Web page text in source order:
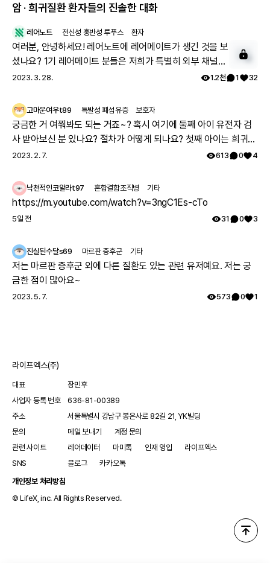
암 · 희귀질환 환자들의 진솔한 대화
레어노트 전신성 홍반성 루푸스 환자
여러분, 안녕하세요! 레어노트에 레어메이트가 생긴 것을 보
셨나요? 1기 레어메이트 분들은 저희가 특별히 외부 채널에
서 투병기를 상세하게 올려주시는 분들을 모셔 왔는데요. 이
아래 구글 폼을 통해 신청해 주시면, 별도 안내 사항을 보내
드리겠습니다. 많은 관심과 참여 부탁드립니다. ➡️ 레어메이
트 사전 신청하기:
트가 되면 어떤 혜택이 있을까요? - 내가 쓴 게시글이 맨 위
- 레어메이트 배지를 부여받아 보다 영향력 있는 회원이 될
수 있습니다. - 왕성한 활동을 기대하는 마음으로 레어노트
굿즈를 드립니다. - 내가 작성한 건강 설문이 다른 환자를 위
레어노트에 소개됩니다. Q. 레어메이트란 무엇이고, 어떤 활
동을 하게 될까요? - 레어메이트는 레어노트를 대표해 커뮤
니티 생태계를 만들고 활동하는 회원입니다. - 내가 겪은 치
료 경험을 공유해 다른 레어노트 회원들의 귀감이 됩니다. -
2023. 3. 28. 1.2천 1 32
고마운여우t89 특발성 폐섬유증 보호자
궁금한 거 여쭤봐도 되는 거죠~? 혹시 여기에 둘째 아이 유전자 검
사 받아보신 분 있나요? 절차가 어떻게 되나요? 첫째 아이는 희귀질
환 진단받았고, 당시에 애기 아빠랑 저랑 유전자 검사했는데 돌연변
걱정스러워서리.. 다들 몇주차에 무슨 검사하셨나요? 도움 좀 주심
감사하겠습니다.
2023. 2. 7. 613 0 4
낙천적인코알라t97 혼합결합조직병 기타
https://m.youtube.com/watch?v=3ngC1Es-cTo
5일 전 31 0 3
진실된수달s69 마르판 증후군 기타
저는 마르판 증후군 외에 다른 질환도 있는 관련 유저예요. 저는 궁
금한 점이 많아요~
2023. 5. 7. 573 0 1
라이프엑스(주)
대표
장민후
사업자 등록 번호
636-81-00389
주소
서울특별시 강남구 봉은사로 82길 21, YK빌딩
문의
메일 보내기
계정 문의
관련 사이트
레어데이터 마미톡 인재 영입
라이프엑스
SNS
블로그
카카오톡
개인정보 처리방침
© LifeX, inc. All Rights Reserved.